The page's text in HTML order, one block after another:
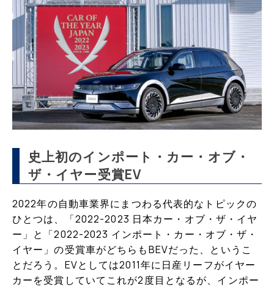
史上初のインポート・カー・オブ・
ザ・イヤー受賞EV
2022年の自動車業界にまつわる代表的なトピックの
ひとつは、「2022-2023 日本カー・オブ・ザ・イヤ
ー」と「2022-2023 インポート・カー・オブ・ザ・
イヤー」の受賞車がどちらもBEVだった、というこ
とだろう。EVとしては2011年に日産リーフがイヤー
カーを受賞していてこれが2度目となるが、インポー